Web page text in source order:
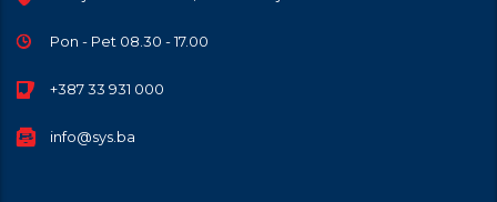
Pon - Pet 08.30 - 17.00
+387 33 931 000
info@sys.ba